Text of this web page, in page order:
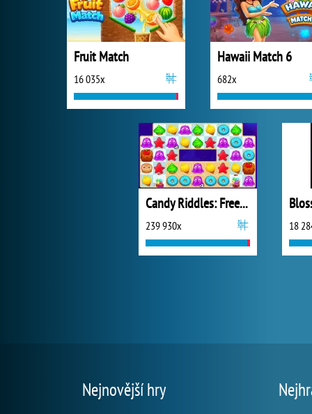
Fruit Match
16 035x
Hawaii Match 6
682x
Candy Riddles: Free Match 3
239 930x 18
Nejnovější hry